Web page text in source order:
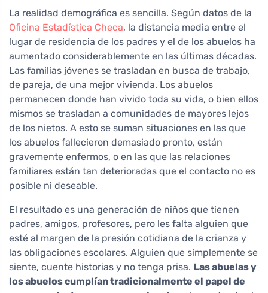
La realidad demográfica es sencilla. Según datos de la
Oficina Estadística Checa, la distancia media entre el
lugar de residencia de los padres y el de los abuelos ha
aumentado considerablemente en las últimas décadas.
Las familias jóvenes se trasladan en busca de trabajo,
de pareja, de una mejor vivienda. Los abuelos
permanecen donde han vivido toda su vida, o bien ellos
mismos se trasladan a comunidades de mayores lejos
de los nietos. A esto se suman situaciones en las que
los abuelos fallecieron demasiado pronto, están
gravemente enfermos, o en las que las relaciones
familiares están tan deterioradas que el contacto no es
posible ni deseable.
El resultado es una generación de niños que tienen
padres, amigos, profesores, pero les falta alguien que
esté al margen de la presión cotidiana de la crianza y
las obligaciones escolares. Alguien que simplemente se
siente, cuente historias y no tenga prisa. Las abuelas y
los abuelos cumplían tradicionalmente el papel de